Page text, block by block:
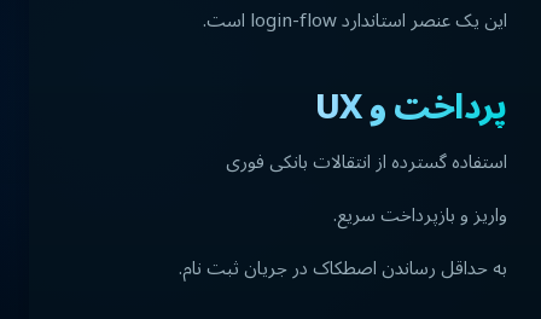
این یک عنصر استاندارد login-flow است.
پرداخت و UX
استفاده گسترده از انتقالات بانکی فوری
واریز و بازپرداخت سریع.
به حداقل رساندن اصطکاک در جریان ثبت نام.